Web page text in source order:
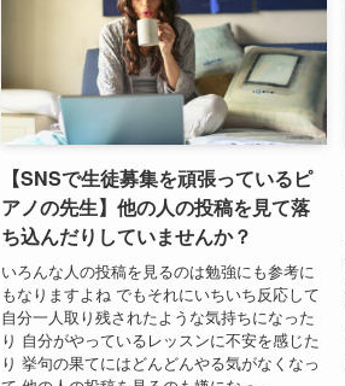
【SNSで生徒募集を頑張っているピ
アノの先生】他の人の投稿を見て落
ち込んだりしていませんか？
いろんな人の投稿を見るのは勉強にも参考に
もなりますよね でもそれにいちいち反応して
自分一人取り残されたような気持ちになった
り 自分がやっているレッスンに不安を感じた
り 挙句の果てにはどんどんやる気がなくなっ